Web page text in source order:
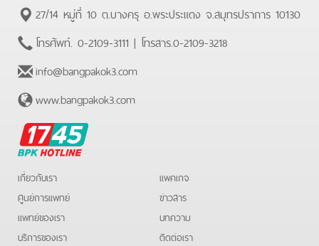
27/14 หมู่ที่ 10 ต.บางครุ อ.พระประแดง จ.สมุทรปราการ 10130
โทรศัพท์. 0-2109-3111 | โทรสาร.0-2109-3218
info@bangpakok3.com
www.bangpakok3.com
BPK
Hotline
เกี่ยวกับเรา
ศูนย์การแพทย์
แพทย์ของเรา
บริการของเรา
แพคเกจ
ข่าวสาร
บทความ
ติดต่อเรา